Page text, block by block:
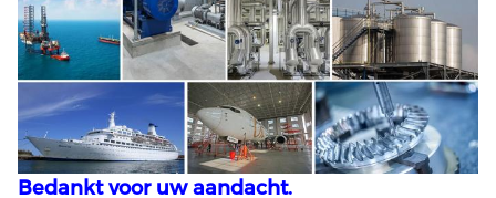
Bedankt voor uw aandacht.